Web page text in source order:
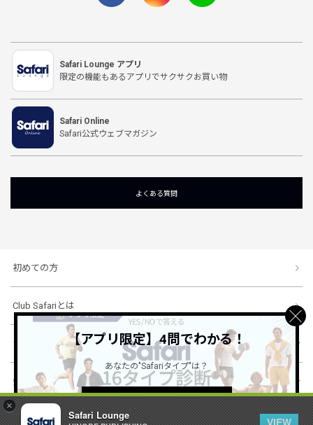
×
Safari Lounge
VIEW
Safari Lounge アプリ
限定の機能もあるアプリでサクサクお買い物
Safari Online
Safari公式ウェブマガジン
よくある質問
初めての方
Club Safariとは
ショッピングガイド
会社概要・規約
【アプリ限定】4問でわかる！
あなたの"Safariタイプ"は？
詳しくはこちら ＞